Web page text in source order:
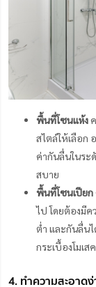
พื้นที่โซนแห้ง
สไตล์ให้เลือก
ค่ากันลื่นในระ
สบาย
พื้นที่โซนเปียก
ไป โดยต้องมี
ต่ำ และกันลื่น
กระเบื้องโมเสค
4. ทำความสะอาด